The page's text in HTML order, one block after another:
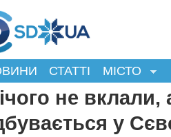
СТАТТІ МІСТО
не
у